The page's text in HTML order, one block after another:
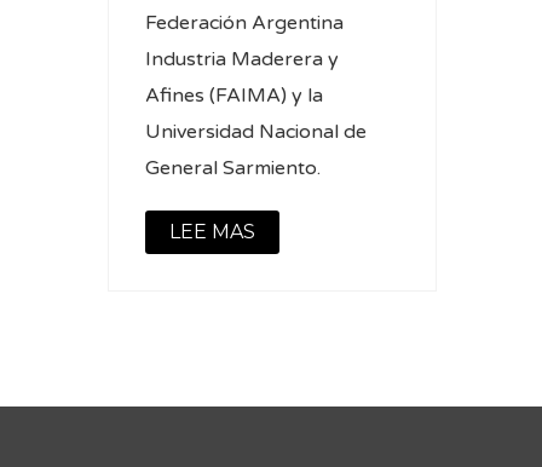
Federación Argentina
Industria Maderera y
Afines (FAIMA) y la
Universidad Nacional de
General Sarmiento.
LEE MAS